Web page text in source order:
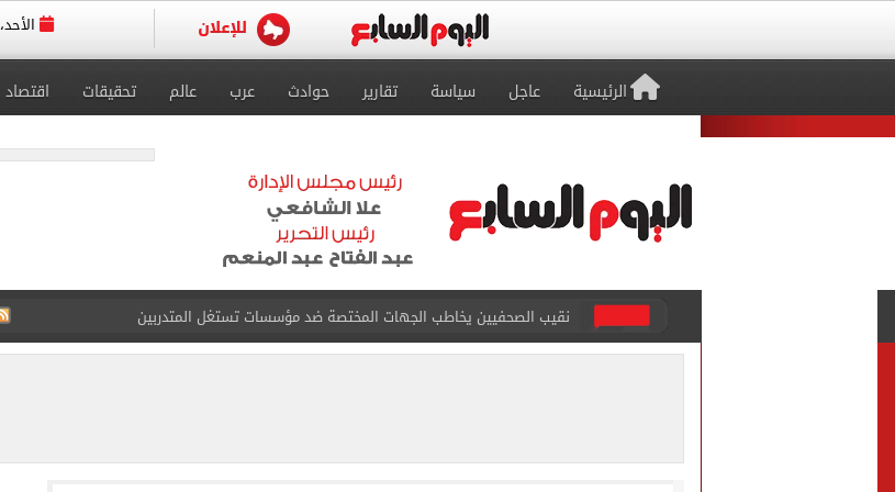
الأحد، 09 أغسطس 2026
الرئيسية عاجل سياسة تقارير حوادث عرب عالم تحقيقات اقتصاد
لمتابعة تطبيق الخصم المباشر.. مدبولى يتفقد سير العمل بمطحن دقيق فى مطروح
دليل الراغبين فى حج القرعة.. الشروط ومواعيد التسجيل والفئات الممنوعة
خلال جولته اليوم بمحافظة مطروح..رئيس الوزراء يتفقد محطة القطار الكهربائى السريع